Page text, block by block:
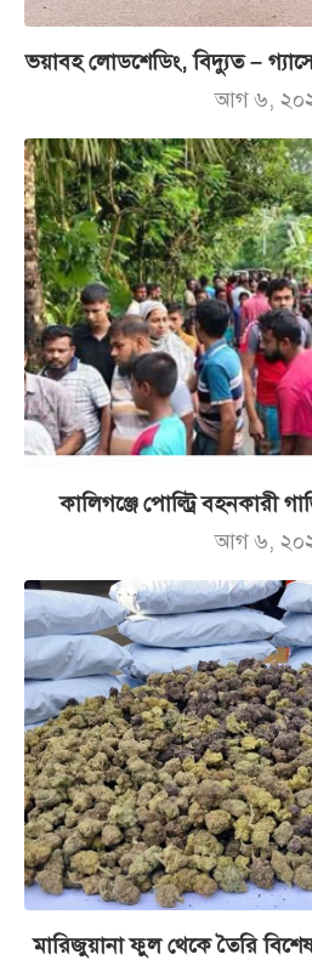
ভয়াবহ লোডশেডিং, বিদ্যুত –
আগ ৬,
কালিগঞ্জে পোল্ট্রি বহনকারী
আগ ৬,
মারিজুয়ানা ফুল থেকে তৈরি